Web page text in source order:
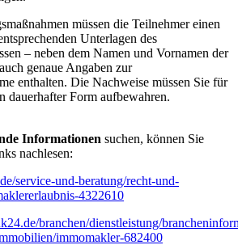
müssen die Teilnehmer einen
Unterlagen des
– neben dem Namen und Vornamen der
genaue Angaben zur
enthalten. Die Nachweise müssen Sie für
dauerhafter Form aufbewahren.
Informationen suchen, können Sie
nachlesen:
service-und-beratung/recht-und-
4322610
branchen/dienstleistung/
immomakler-682400